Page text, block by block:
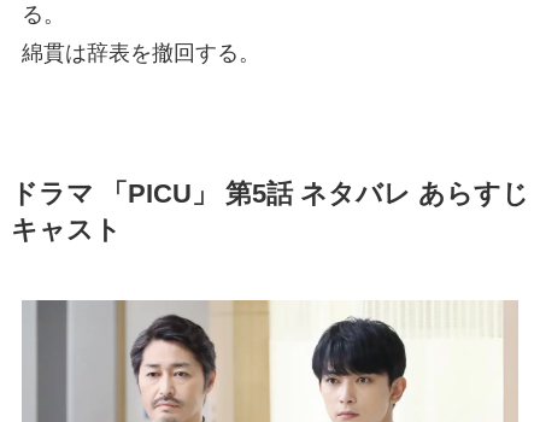
る。
綿貫は辞表を撤回する。
ドラマ 「PICU」 第5話 ネタバレ あらすじ
キャスト